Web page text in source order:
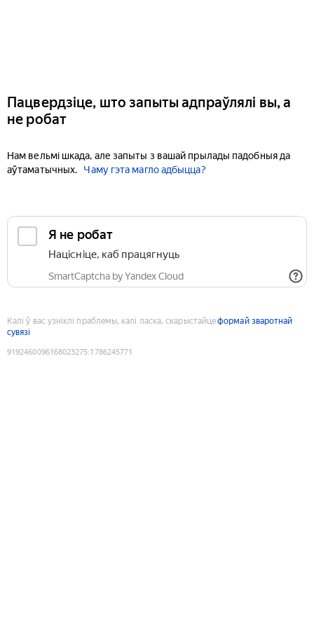
Пацвердзіце, што запыты адпраўлялі вы, а
не робат
Нам вельмі шкада, але запыты з вашай прылады падобныя да
аўтаматычных.
Чаму гэта магло адбыцца?
Я не робат
Націсніце, каб працягнуць
SmartCaptcha by Yandex Cloud
Калі ў вас узніклі праблемы, калі ласка, скарыстайцеформай зваротнай
сувязі
9192460096168023275:1786245771